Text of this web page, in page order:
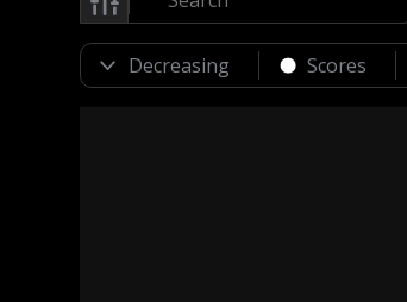
Scores